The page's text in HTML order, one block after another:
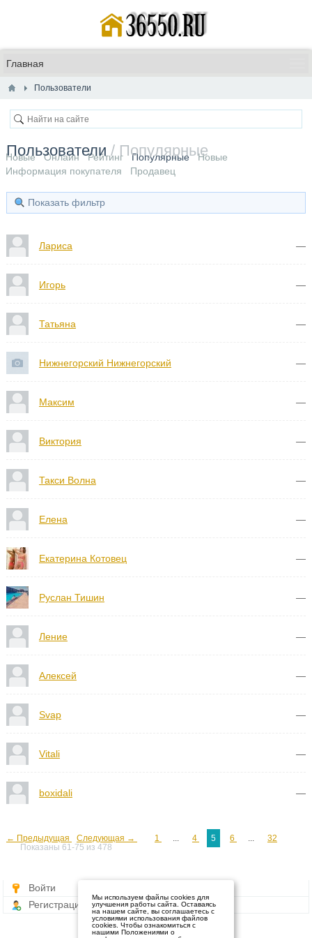
Пользователи
Пользователи / Популярные
Новые Онлайн Рейтинг Популярные
Новые
Информация покупателя
Продавец
Показать фильтр
Лариса —
Игорь —
Татьяна —
Нижнегорский Нижнегорский —
Максим —
Виктория —
Такси Волна —
Елена —
Екатерина Котовец —
Руслан Тишин —
Ление —
Алексей —
Svap —
Vitali —
boxidali —
← Предыдущая Следующая → 1 ... 4 5 6 ...
32
Показаны 61-75 из 478
Войти
Регистрация
Мы используем файлы cookies для
улучшения работы сайта. Оставаясь
на нашем сайте, вы соглашаетесь с
условиями использования файлов
cookies. Чтобы ознакомиться с
нашими Положениями о